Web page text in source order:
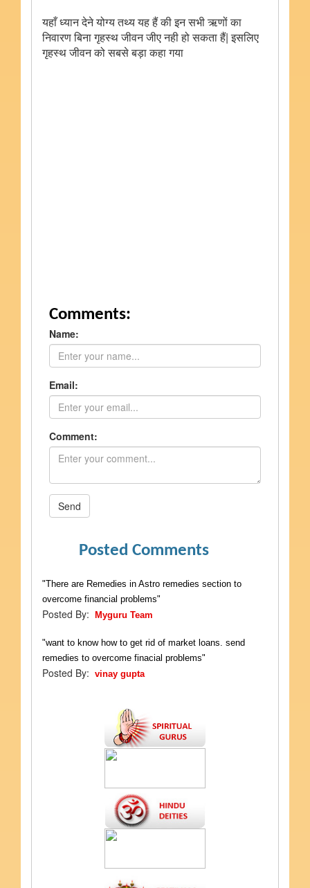
यहाँ ध्यान देने योग्य तथ्य यह हैं की इन सभी ऋणों का
निवारण बिना गृहस्थ जीवन जीए नही हो सकता हैं| इसलिए
गृहस्थ जीवन को सबसे बड़ा कहा गया
Comments:
Name:
Email:
Comment:
Send
Posted Comments
"There are Remedies in Astro remedies section to
overcome financial problems"
Posted By: Myguru Team
"want to know how to get rid of market loans. send
remedies to overcome finacial problems"
Posted By: vinay gupta